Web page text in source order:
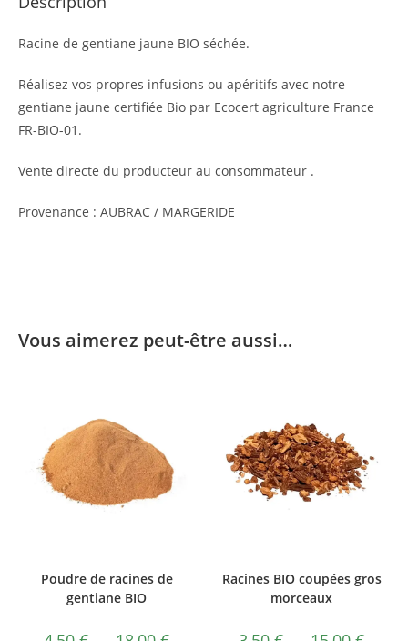
Racine de gentiane jaune BIO séchée.
Réalisez vos propres infusions ou apéritifs avec notre
gentiane jaune certifiée Bio par Ecocert agriculture France
FR-BIO-01.
Vente directe du producteur au consommateur .
Provenance : AUBRAC / MARGERIDE
Vous aimerez peut-être aussi…
Poudre de racines de
gentiane BIO
Racines BIO coupées gros
morceaux